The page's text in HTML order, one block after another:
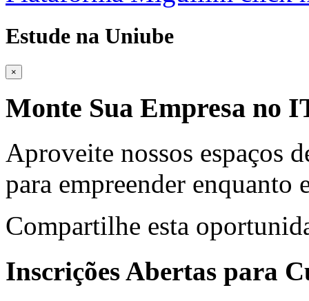
Estude na Uniube
×
Monte Sua Empresa no
Aproveite nossos espaços
para empreender enquanto
Compartilhe esta
Inscrições Abertas para